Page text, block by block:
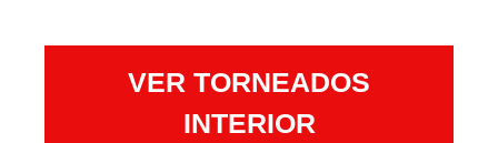
VER TORNEADOS
INTERIOR